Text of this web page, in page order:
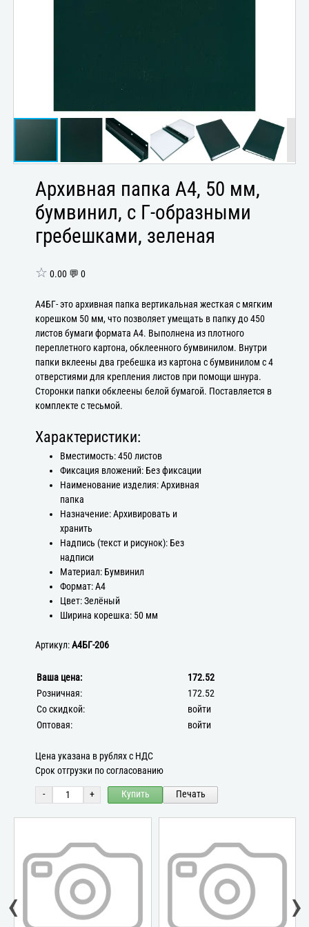
Архивная папка А4, 50 мм,
бумвинил, с Г-образными
гребешками, зеленая
☆ 0.00 💬 0
А4БГ- это архивная папка вертикальная жесткая с мягким
корешком 50 мм, что позволяет умещать в папку до 450
листов бумаги формата А4. Выполнена из плотного
переплетного картона, обклеенного бумвинилом. Внутри
папки вклеены два гребешка из картона с бумвинилом с 4
отверстиями для крепления листов при помощи шнура.
Сторонки папки обклеены белой бумагой. Поставляется в
комплекте с тесьмой.
Характеристики:
Вместимость: 450 листов
Фиксация вложений: Без фиксации
Наименование изделия: Архивная
папка
Назначение: Архивировать и
хранить
Надпись (текст и рисунок): Без
надписи
Материал: Бумвинил
Формат: А4
Цвет: Зелёный
Ширина корешка: 50 мм
Артикул:А4БГ-206
Ваша цена:
172.52
Розничная:
172.52
Со скидкой:
войти
Оптовая:
войти
Цена указана в рублях с НДС
Срок отгрузки по согласованию
- + Купить Печать
‹ ›